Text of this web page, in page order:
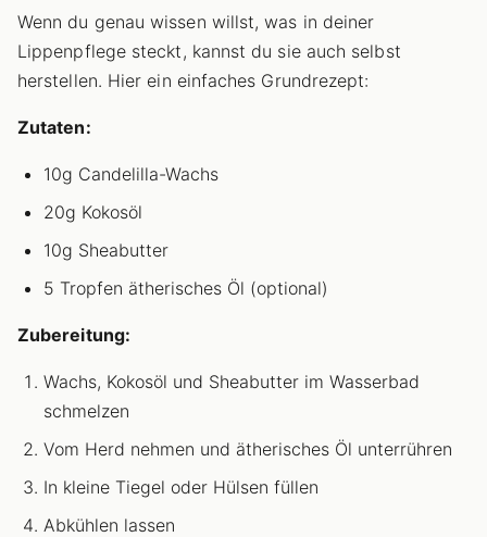
Wenn du genau wissen willst, was in deiner
Lippenpflege steckt, kannst du sie auch selbst
herstellen. Hier ein einfaches Grundrezept:
Zutaten:
10g Candelilla-Wachs
20g Kokosöl
10g Sheabutter
5 Tropfen ätherisches Öl (optional)
Zubereitung:
Wachs, Kokosöl und Sheabutter im Wasserbad
schmelzen
Vom Herd nehmen und ätherisches Öl unterrühren
In kleine Tiegel oder Hülsen füllen
Abkühlen lassen